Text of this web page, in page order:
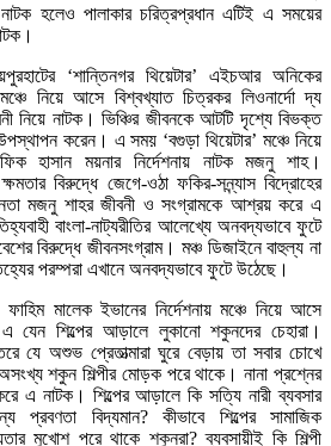
নাটক হলেও পালাকার চরিত্রপ্রধান এটিই এ সময়ের
‘শান্তিনগর থিয়েটার’ এইচআর অনিকের
মঞ্চে নিয়ে আসে বিশ্বখ্যাত চিত্রকর লিওনার্দো দ্য
নিয়ে নাটক। ভিঞ্চির জীবনকে আটটি দৃশ্যে বিভক্ত
করেন। এ সময় ‘বগুড়া থিয়েটার’ মঞ্চে নিয়ে
হাসান ময়নার নির্দেশনায় নাটক মজনু শাহ।
ক্ষমতার বিরুদ্ধে জেগে-ওঠা ফকির-সন্ন্যাস বিদ্রোহের
মজনু শাহর জীবনী ও সংগ্রামকে আশ্রয় করে এ
বাংলা-নাট্যরীতির আলেখ্যে অনবদ্যভাবে ফুটে
বিরুদ্ধে জীবনসংগ্রাম। মঞ্চ ডিজাইনে বাহুল্য না
পরম্পরা এখানে অনবদ্যভাবে ফুটে উঠেছে।
ফাহিম মালেক ইভানের নির্দেশনায় মঞ্চে নিয়ে আসে
এ যেন শিল্পের আড়ালে লুকানো শকুনদের চেহারা।
যে অশুভ প্রেতাত্মারা ঘুরে বেড়ায় তা সবার চোখে
শকুন শিল্পীর মোড়ক পরে থাকে। নানা প্রশ্নের
এ নাটক। শিল্পের আড়ালে কি সত্যি নারী ব্যবসার
প্রবণতা বিদ্যমান? কীভাবে শিল্পের সামাজিক
মুখোশ পরে থাকে শকুনরা? ব্যবসায়ীই কি শিল্পী